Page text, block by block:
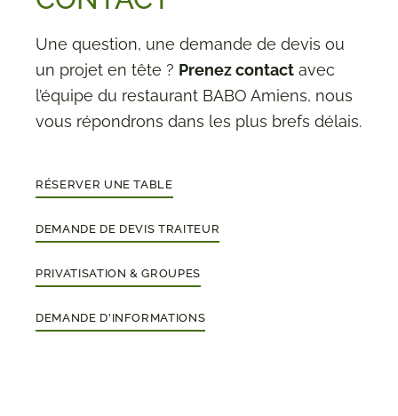
Une question, une demande de devis ou
un projet en tête ? Prenez contact avec
l’équipe du restaurant BABO Amiens, nous
vous répondrons dans les plus brefs délais.
RÉSERVER UNE TABLE
DEMANDE DE DEVIS TRAITEUR
PRIVATISATION & GROUPES
DEMANDE D'INFORMATIONS